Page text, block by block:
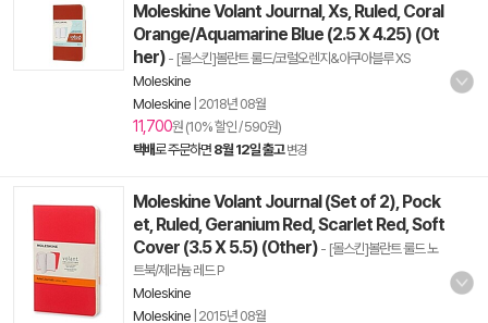
Moleskine Volant Journal, Xs, Ruled, Coral
Orange/Aquamarine Blue (2.5 X 4.25) (Ot
her) - [몰스킨]볼란트 룰드/코럴오렌지&아쿠아블루 XS
Moleskine
Moleskine 2018년 08월
11,700원 (10% 할인 / 590원)
택배로 주문하면 8월 12일 출고 변경
Moleskine Volant Journal (Set of 2), Pock
et, Ruled, Geranium Red, Scarlet Red, Soft
Cover (3.5 X 5.5) (Other) - [몰스킨]볼란트 룰드 노
트북/제라늄 레드 P
Moleskine
Moleskine 2015년 08월